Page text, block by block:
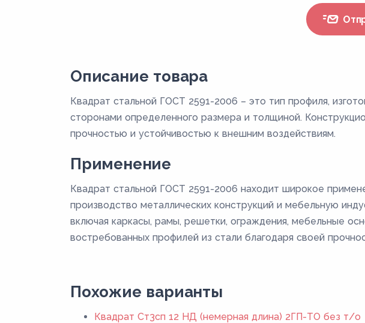
Описание товара
Квадрат стальной ГОСТ 2591-2006 – это тип профиля,
сторонами определенного размера и толщиной.
прочностью и устойчивостью к внешним воздействиям.
Применение
Квадрат стальной ГОСТ 2591-2006 находит широкое
производство металлических конструкций и мебельную
включая каркасы, рамы, решетки, ограждения, мебельные
востребованных профилей из стали благодаря своей
Похожие варианты
Квадрат Ст3сп 12 НД (немерная длина) 2ГП-ТО без т/о